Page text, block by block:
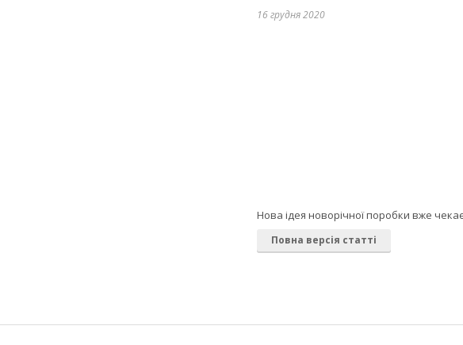
16 грудня 2020
Нова ідея новорічної поробки вже
Повна версія статті